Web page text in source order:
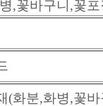
,꽃바구니,꽃
(화분,화병,꽃